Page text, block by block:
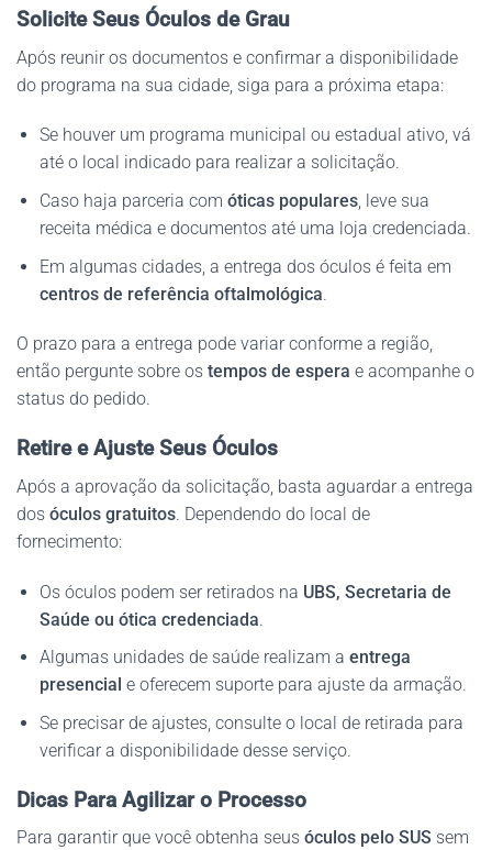
Solicite Seus Óculos de Grau
Após reunir os documentos e confirmar a disponibilidade
do programa na sua cidade, siga para a próxima etapa:
Se houver um programa municipal ou estadual ativo, vá
até o local indicado para realizar a solicitação.
Caso haja parceria com óticas populares, leve sua
receita médica e documentos até uma loja credenciada.
Em algumas cidades, a entrega dos óculos é feita em
centros de referência oftalmológica.
O prazo para a entrega pode variar conforme a região,
então pergunte sobre os tempos de espera e acompanhe o
status do pedido.
Retire e Ajuste Seus Óculos
Após a aprovação da solicitação, basta aguardar a entrega
dos óculos gratuitos. Dependendo do local de
fornecimento:
Os óculos podem ser retirados na UBS, Secretaria de
Saúde ou ótica credenciada.
Algumas unidades de saúde realizam a entrega
presencial e oferecem suporte para ajuste da armação.
Se precisar de ajustes, consulte o local de retirada para
verificar a disponibilidade desse serviço.
Dicas Para Agilizar o Processo
Para garantir que você obtenha seus óculos pelo SUS sem